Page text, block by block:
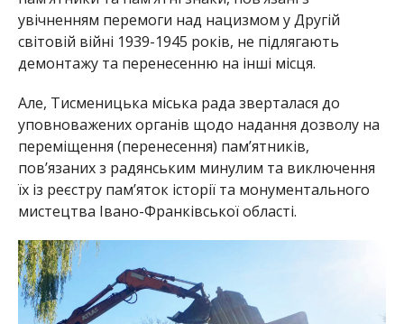
увічненням перемоги над нацизмом у Другій
світовій війні 1939-1945 років, не підлягають
демонтажу та перенесенню на інші місця.
Але, Тисменицька міська рада зверталася до
уповноважених органів щодо надання дозволу на
переміщення (перенесення) пам’ятників,
пов’язаних з радянським минулим та виключення
їх із реєстру пам’яток історії та монументального
мистецтва Івано-Франківської області.